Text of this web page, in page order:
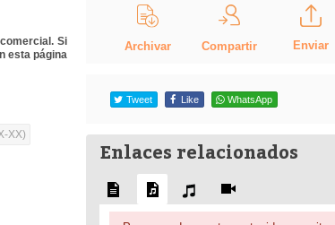
Si
esta página
XX)
Archivar Compartir Enviar
Tweet Like WhatsApp
Enlaces relacionados